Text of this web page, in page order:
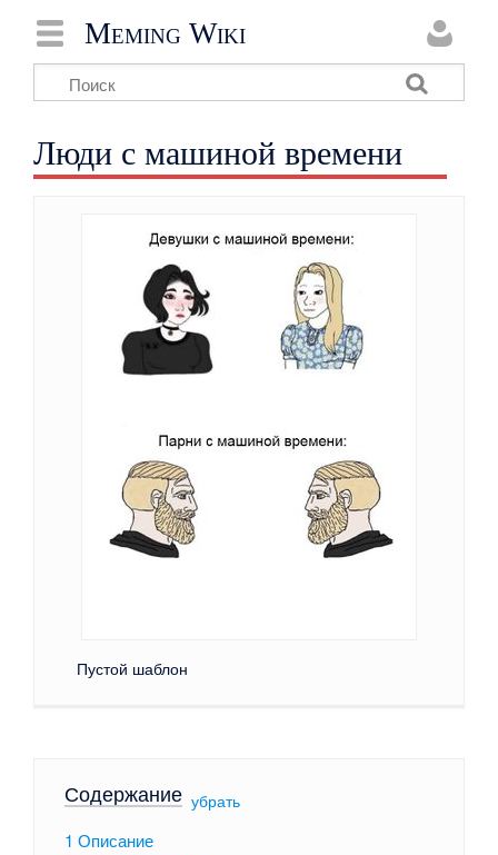
Meming Wiki
Люди с машиной времени
Пустой шаблон
Содержание[ убрать]
1 Описание